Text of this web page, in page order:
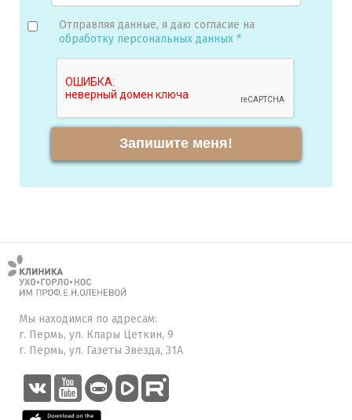
Отправляя данные, я даю согласие на
обработку персональных данных *
Запишите меня!
Мы находимся по адресам:
г. Пермь, ул. Клары Цеткин, 9
г. Пермь, ул. Газеты Звезда, 31А